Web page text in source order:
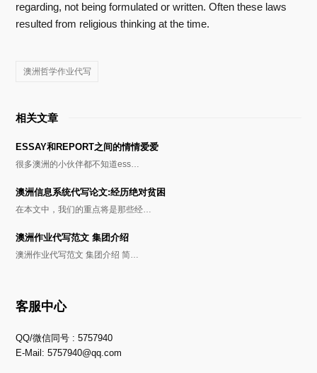
regarding, not being formulated or written. Often these laws
resulted from religious thinking at the time.
澳洲哲学作业代写
相关文章
ESSAY和REPORT之间的情情爱爱
很多澳洲的小伙伴都不知道ess…
澳洲信息系统代写论文:经历绝对贫困
在本文中，我们的重点将是那些经…
澳洲作业代写范文 集团介绍
澳洲作业代写范文 集团介绍 简…
客服中心
QQ/微信同号 : 5757940
E-Mail:5757940@qq.com